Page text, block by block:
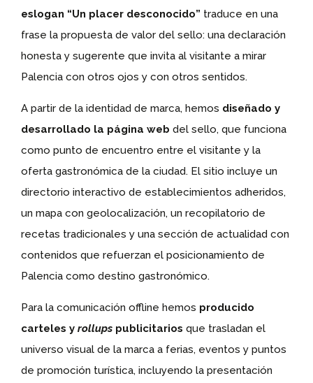
eslogan “Un placer desconocido” traduce en una
frase la propuesta de valor del sello: una declaración
honesta y sugerente que invita al visitante a mirar
Palencia con otros ojos y con otros sentidos.
A partir de la identidad de marca, hemos diseñado y
desarrollado la página web del sello, que funciona
como punto de encuentro entre el visitante y la
oferta gastronómica de la ciudad. El sitio incluye un
directorio interactivo de establecimientos adheridos,
un mapa con geolocalización, un recopilatorio de
recetas tradicionales y una sección de actualidad con
contenidos que refuerzan el posicionamiento de
Palencia como destino gastronómico.
Para la comunicación offline hemos producido
carteles y rollups publicitarios que trasladan el
universo visual de la marca a ferias, eventos y puntos
de promoción turística, incluyendo la presentación